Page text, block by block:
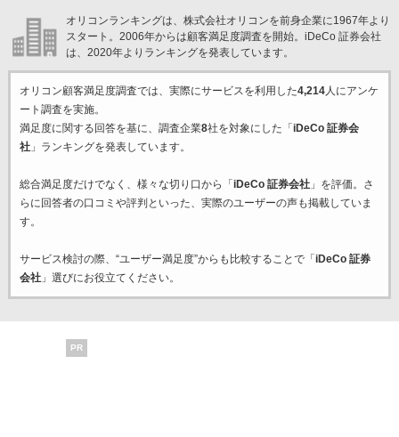
オリコンランキングは、株式会社オリコンを前身企業に1967年より
スタート。2006年からは顧客満足度調査を開始。iDeCo 証券会社
は、2020年よりランキングを発表しています。
オリコン顧客満足度調査では、実際にサービスを利用した4,214人にアンケ
ート調査を実施。
満足度に関する回答を基に、調査企業8社を対象にした「 iDeCo 証券会
社」ランキングを発表しています。
総合満足度だけでなく、様々な切り口から「 iDeCo 証券会社」を評価。さ
らに回答者の口コミや評判といった、実際のユーザーの声も掲載していま
す。
サービス検討の際、“ユーザー満足度”からも比較することで「 iDeCo 証券
会社」選びにお役立てください。
PR